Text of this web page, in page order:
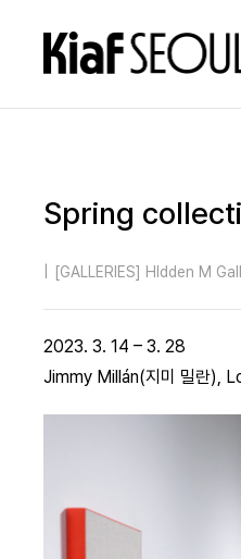
Spring
[GALLERIES] HIdden M
2023. 3. 14 – 3. 28
Jimmy Millán(지미 밀란),